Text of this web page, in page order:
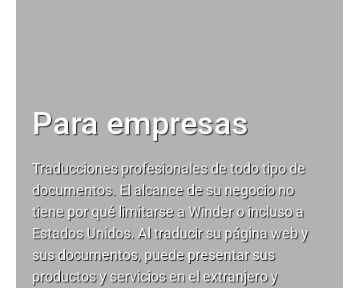
Para empresas
Traducciones profesionales de todo tipo de
documentos. El alcance de su negocio no
tiene por qué limitarse a Winder o incluso a
Estados Unidos. Al traducir su página web y
sus documentos, puede presentar sus
productos y servicios en el extranjero y